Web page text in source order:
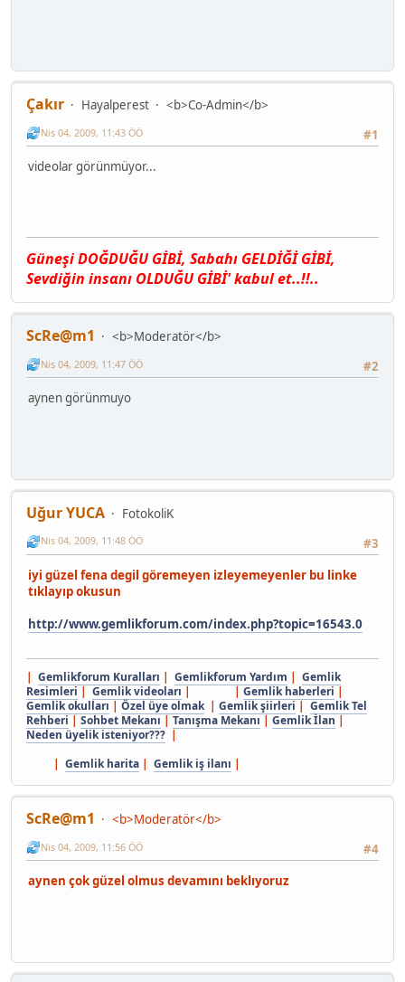
Çakır Hayalperest
<b>Co-Admin</b>
#1
Nis 04, 2009, 11:43 ÖÖ
videolar görünmüyor...
Güneşi DOĞDUĞU GİBİ, Sαbαhı GELDİĞİ GİBİ,
Sevdiğin insαnı OLDUĞU GİBİ' kαbul et..!!..
ScRe@m1
<b>Moderatör</b>
#2
Nis 04, 2009, 11:47 ÖÖ
aynen görünmuyo
Uğur YUCA
FotokoliK
#3
Nis 04, 2009, 11:48 ÖÖ
iyi güzel fena degil göremeyen izleyemeyenler bu linke
tıklayıp okusun
http://www.gemlikforum.com/index.php?topic=16543.0
| Gemlikforum Kuralları | Gemlikforum Yardım | Gemlik
Resimleri | Gemlik videoları | | Gemlik haberleri |
Gemlik okulları | Özel üye olmak| Gemlik şiirleri | Gemlik Tel
Rehberi | Sohbet Mekanı | Tanışma Mekanı | Gemlik İlan |
Neden üyelik isteniyor??? |
| Gemlik harita | Gemlik iş ilanı |
ScRe@m1
<b>Moderatör</b>
#4
Nis 04, 2009, 11:56 ÖÖ
aynen çok güzel olmus devamını beklıyoruz